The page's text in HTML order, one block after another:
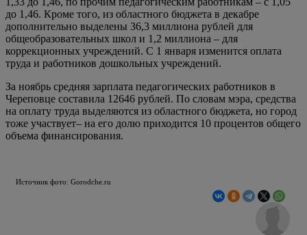
до 1,46. Кроме того, из областного бюджета в декабре
дополнительно выделены 36,3 миллиона рублей для
общеобразовательных школ и 1,2 миллиона – для
коррекционных учреждений. С 1 января изменится оплата
труда и работников дошкольных учреждений.
За ноябрь средняя зарплата педагогических работников в
Череповце составила 12646 рублей. По словам мэра, средства
на оплату труда выделяются из областного бюджета, но город
тоже участвует– на его долю приходится 10 процентов общего
объема финансирования.
Источник фото: Gorodche.ru